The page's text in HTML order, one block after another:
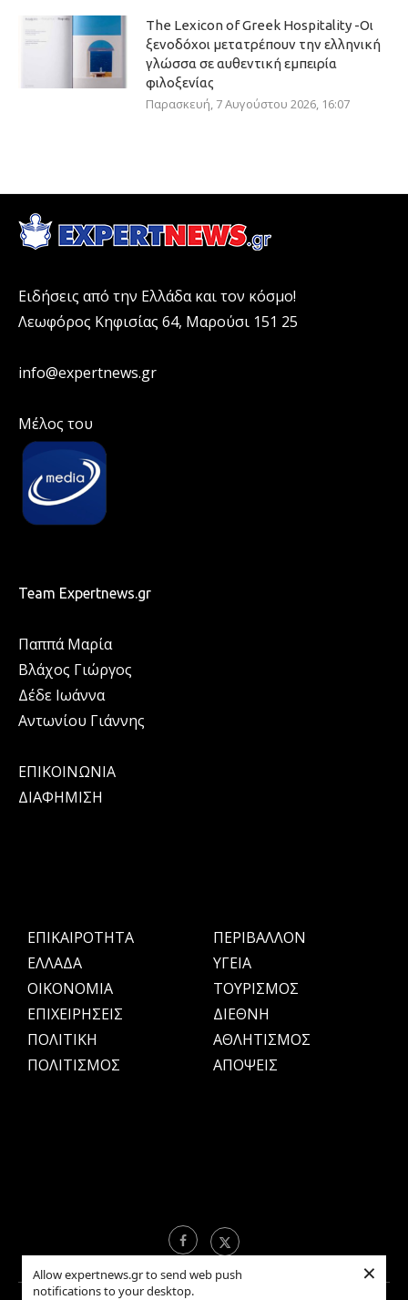
Allow expertnews.gr to send web push
notifications to your desktop.
×
The Lexicon of Greek Hospitality -Οι
ξενοδόχοι μετατρέπουν την ελληνική
γλώσσα σε αυθεντική εμπειρία
φιλοξενίας
Παρασκευή, 7 Αυγούστου 2026, 16:07
Ειδήσεις από την Ελλάδα και τον κόσμο!
Λεωφόρος Κηφισίας 64, Μαρούσι 151 25
info@expertnews.gr
Μέλος του
Team Expertnews.gr
Παππά Μαρία
Βλάχος Γιώργος
Δέδε Ιωάννα
Αντωνίου Γιάννης
ΕΠΙΚΟΙΝΩΝΙΑ
ΔΙΑΦΗΜΙΣΗ
ΕΠΙΚΑΙΡΟΤΗΤΑ
ΕΛΛΑΔΑ
OIKONOMIA
ΕΠΙΧΕΙΡΗΣΕΙΣ
ΠΟΛΙΤΙΚΗ
ΠΟΛΙΤΙΣΜΟΣ
ΠΕΡΙΒΑΛΛΟΝ
ΥΓΕΙΑ
ΤΟΥΡΙΣΜΟΣ
ΔΙΕΘΝΗ
ΑΘΛΗΤΙΣΜΟΣ
ΑΠΟΨΕΙΣ